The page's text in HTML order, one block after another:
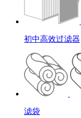
初中高效过滤器
滤袋